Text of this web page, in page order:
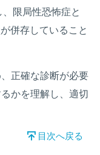
限局性恐怖症と
併存していること
正確な診断が必要
かを理解し、適切
目次へ戻る